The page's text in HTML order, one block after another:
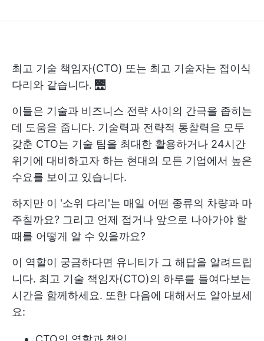
최고 기술 책임자(CTO) 또는 최고 기술자는 접이식
다리와 같습니다. 🌉
이들은 기술과 비즈니스 전략 사이의 간극을 좁히는
데 도움을 줍니다. 기술력과 전략적 통찰력을 모두
갖춘 CTO는 기술 팀을 최대한 활용하거나 24시간
위기에 대비하고자 하는 현대의 모든 기업에서 높은
수요를 보이고 있습니다.
하지만 이 '소위 다리'는 매일 어떤 종류의 차량과 마
주칠까요? 그리고 언제 접거나 앞으로 나아가야 할
때를 어떻게 알 수 있을까요?
이 역할이 궁금하다면 유니티가 그 해답을 알려드립
니다. 최고 기술 책임자(CTO)의 하루를 들여다보는
시간을 함께하세요. 또한 다음에 대해서도 알아보세
요: